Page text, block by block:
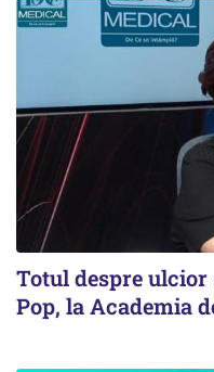
Totul despre ulcior
Pop, la Academia